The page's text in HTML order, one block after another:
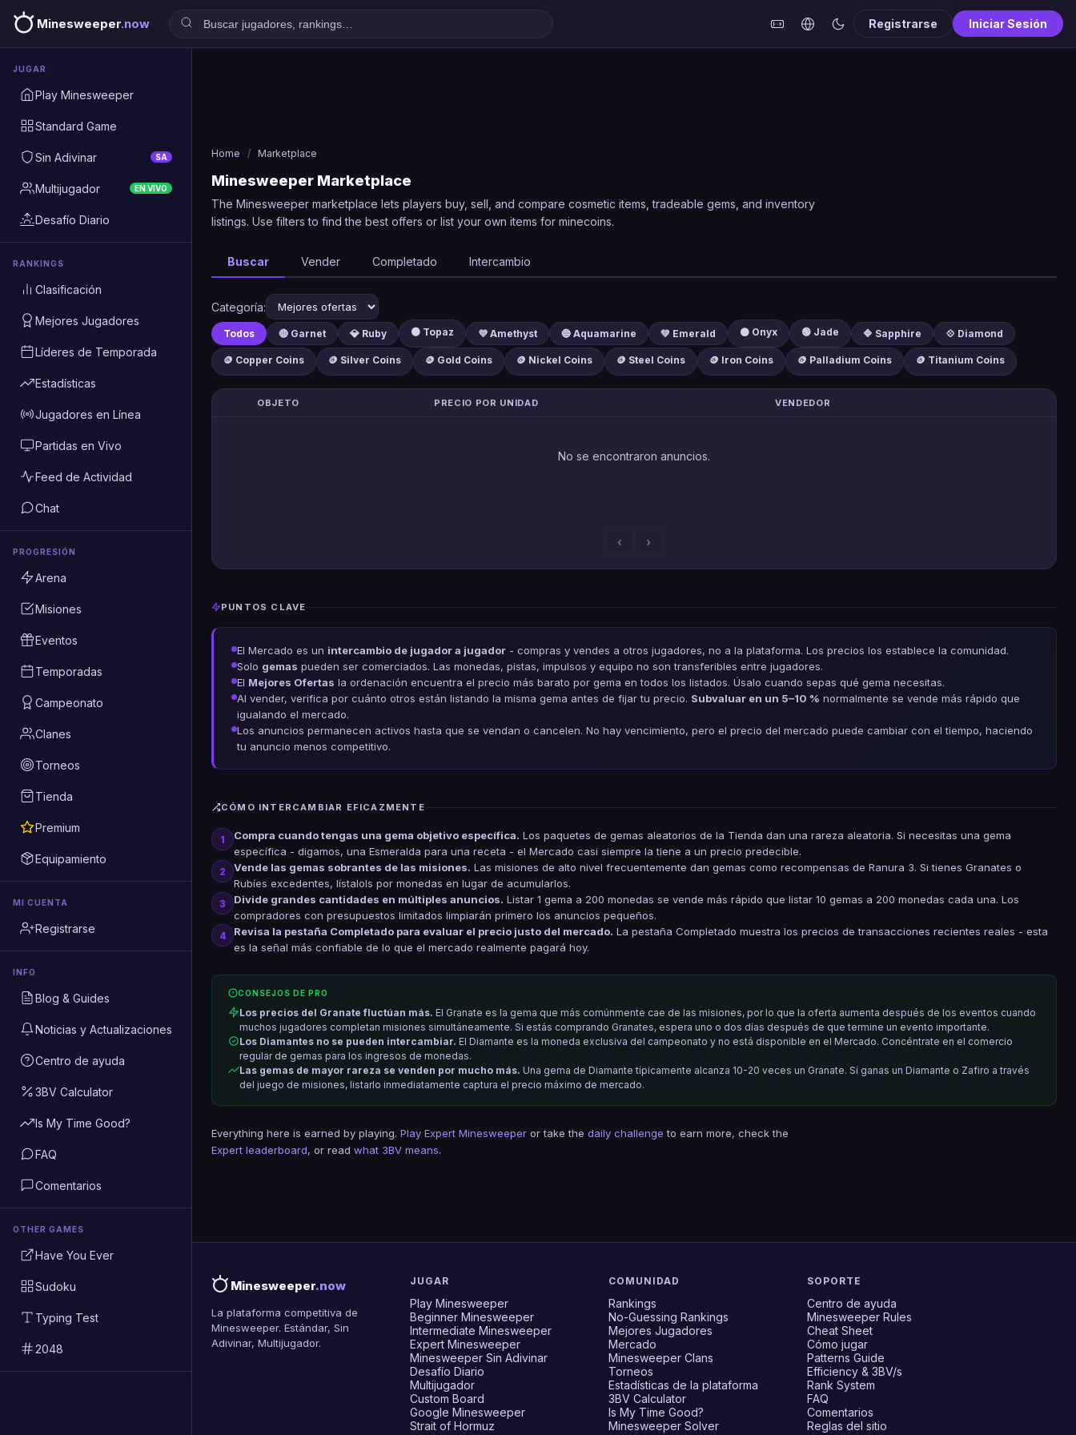
Minesweeper.now Registrarse Iniciar Sesión
JUGAR
Play Minesweeper
Standard Game
Sin Adivinar SA
Multijugador EN VIVO
Desafío Diario
RANKINGS
Clasificación
Mejores Jugadores
Líderes de Temporada
Estadísticas
Jugadores en Línea
Partidas en Vivo
Feed de Actividad
Chat
PROGRESIÓN
Arena
Misiones
Eventos
Temporadas
Campeonato
Clanes
Torneos
Tienda
Premium
Equipamiento
MI CUENTA
Registrarse
INFO
Blog & Guides
Noticias y Actualizaciones
Centro de ayuda
3BV Calculator
Is My Time Good?
FAQ
Comentarios
OTHER GAMES
Have You Ever
Sudoku
Typing Test
2048
Home / Marketplace
Minesweeper Marketplace
The Minesweeper marketplace lets players buy, sell, and compare cosmetic items, tradeable gems, and inventory
listings. Use filters to find the best offers or list your own items for minecoins.
Buscar Vender Completado Intercambio
Categoría:
Todos 🔴 Garnet 💎 Ruby 🟠 Topaz 💜 Amethyst 🔵 Aquamarine 💚 Emerald ⚫ Onyx 🟢 Jade 🔷 Sapphire 💠 Diamond
🪙 Copper Coins 🪙 Silver Coins 🪙 Gold Coins 🪙 Nickel Coins 🪙 Steel Coins 🪙 Iron Coins 🪙 Palladium Coins 🪙 Titanium Coins
OBJETO PRECIO POR UNIDAD VENDEDOR
No se encontraron anuncios.
‹ ›
PUNTOS CLAVE
El Mercado es un intercambio de jugador a jugador - compras y vendes a otros jugadores, no a la plataforma. Los precios los establece la comunidad.
Solo gemas pueden ser comerciados. Las monedas, pistas, impulsos y equipo no son transferibles entre jugadores.
El Mejores Ofertas la ordenación encuentra el precio más barato por gema en todos los listados. Úsalo cuando sepas qué gema necesitas.
Al vender, verifica por cuánto otros están listando la misma gema antes de fijar tu precio. Subvaluar en un 5–10 % normalmente se vende más rápido que
igualando el mercado.
Los anuncios permanecen activos hasta que se vendan o cancelen. No hay vencimiento, pero el precio del mercado puede cambiar con el tiempo, haciendo
tu anuncio menos competitivo.
CÓMO INTERCAMBIAR EFICAZMENTE
1 Compra cuando tengas una gema objetivo específica. Los paquetes de gemas aleatorios de la Tienda dan una rareza aleatoria. Si necesitas una gema
específica - digamos, una Esmeralda para una receta - el Mercado casi siempre la tiene a un precio predecible.
2 Vende las gemas sobrantes de las misiones. Las misiones de alto nivel frecuentemente dan gemas como recompensas de Ranura 3. Si tienes Granates o
Rubíes excedentes, lístalols por monedas en lugar de acumularlos.
3 Divide grandes cantidades en múltiples anuncios. Listar 1 gema a 200 monedas se vende más rápido que listar 10 gemas a 200 monedas cada una. Los
compradores con presupuestos limitados limpiarán primero los anuncios pequeños.
4 Revisa la pestaña Completado para evaluar el precio justo del mercado. La pestaña Completado muestra los precios de transacciones recientes reales - esta
es la señal más confiable de lo que el mercado realmente pagará hoy.
CONSEJOS DE PRO
Los precios del Granate fluctúan más. El Granate es la gema que más comúnmente cae de las misiones, por lo que la oferta aumenta después de los eventos cuando
muchos jugadores completan misiones simultáneamente. Si estás comprando Granates, espera uno o dos días después de que termine un evento importante.
Los Diamantes no se pueden intercambiar. El Diamante es la moneda exclusiva del campeonato y no está disponible en el Mercado. Concéntrate en el comercio
regular de gemas para los ingresos de monedas.
Las gemas de mayor rareza se venden por mucho más. Una gema de Diamante típicamente alcanza 10-20 veces un Granate. Si ganas un Diamante o Zafiro a través
del juego de misiones, listarlo inmediatamente captura el precio máximo de mercado.
Everything here is earned by playing. Play Expert Minesweeper or take the daily challenge to earn more, check the
Expert leaderboard, or read what 3BV means.
Minesweeper.now
La plataforma competitiva de
Minesweeper. Estándar, Sin
Adivinar, Multijugador.
JUGAR
Play Minesweeper
Beginner Minesweeper
Intermediate Minesweeper
Expert Minesweeper
Minesweeper Sin Adivinar
Desafío Diario
Multijugador
Custom Board
Google Minesweeper
Strait of Hormuz
COMUNIDAD
Rankings
No-Guessing Rankings
Mejores Jugadores
Mercado
Minesweeper Clans
Torneos
Estadísticas de la plataforma
3BV Calculator
Is My Time Good?
Minesweeper Solver
SOPORTE
Centro de ayuda
Minesweeper Rules
Cheat Sheet
Cómo jugar
Patterns Guide
Efficiency & 3BV/s
Rank System
FAQ
Comentarios
Reglas del sitio